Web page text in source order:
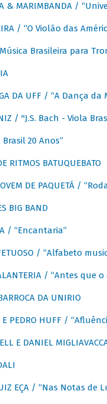
& MARIMBANDA /
/ “O Violão das
Brasileira para
DA UFF / “A Dança da
/ "J.S. Bach - Viola
20 Anos”
RITMOS BATUQUEBATO
DE PAQUETÁ /
BIG BAND
/ “Encantaria”
/ “Alfabeto
/ “Antes que
DA UNIRIO
E PEDRO HUFF /
E DANIEL
EÇA / “Nas Notas de